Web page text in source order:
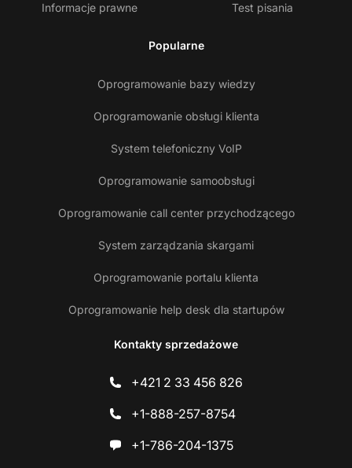
Informacje prawne Test pisania
Popularne
Oprogramowanie bazy wiedzy
Oprogramowanie obsługi klienta
System telefoniczny VoIP
Oprogramowanie samoobsługi
Oprogramowanie call center przychodzącego
System zarządzania skargami
Oprogramowanie portalu klienta
Oprogramowanie help desk dla startupów
Kontakty sprzedażowe
+421 2 33 456 826
+1-888-257-8754
+1-786-204-1375